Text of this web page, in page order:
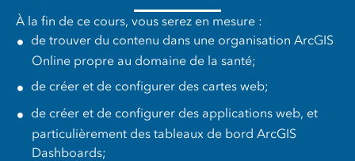
À la fin de ce cours, vous serez en mesure :
de trouver du contenu dans une organisation ArcGIS
Online propre au domaine de la santé;
de créer et de configurer des cartes web;
de créer et de configurer des applications web, et
particulièrement des tableaux de bord ArcGIS
Dashboards;